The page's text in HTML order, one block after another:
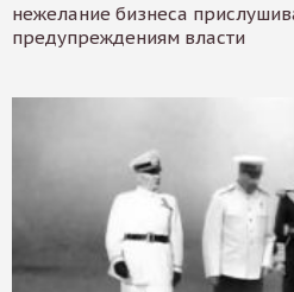
нежелание бизнеса
предупреждениям власти